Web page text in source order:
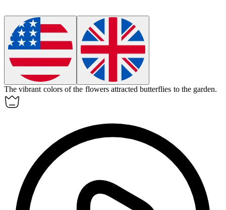
The vibrant colors of the flowers attracted butterflies to the garden.